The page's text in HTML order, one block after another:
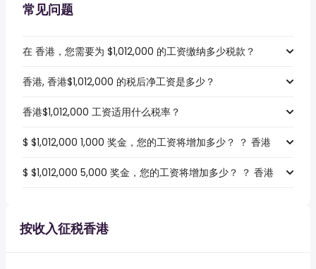
常见问题
在 香港，您需要为 $1,012,000 的工资缴纳多少税款？
香港, 香港$1,012,000 的税后净工资是多少？
香港$1,012,000 工资适用什么税率？
$ $1,012,000 1,000 奖金，您的工资将增加多少？ ？ 香港
$ $1,012,000 5,000 奖金，您的工资将增加多少？ ？ 香港
按收入征税香港